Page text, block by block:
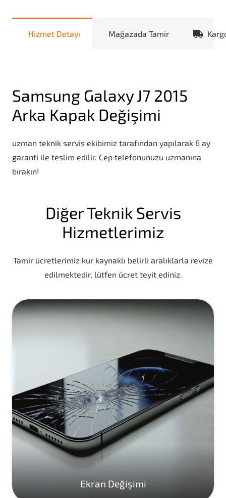
Hizmet Detayı Mağazada Tamir
Samsung Galaxy J7 2015
Arka Kapak Değişimi
uzman teknik servis ekibimiz tarafından yapılarak 6 ay
garanti ile teslim edilir. Cep telefonunuzu uzmanına
bırakın!
Diğer Teknik Servis
Hizmetlerimiz
Tamir ücretlerimiz kur kaynaklı belirli aralıklarla revize
edilmektedir, lütfen ücret teyit ediniz.
Ekran Değişimi